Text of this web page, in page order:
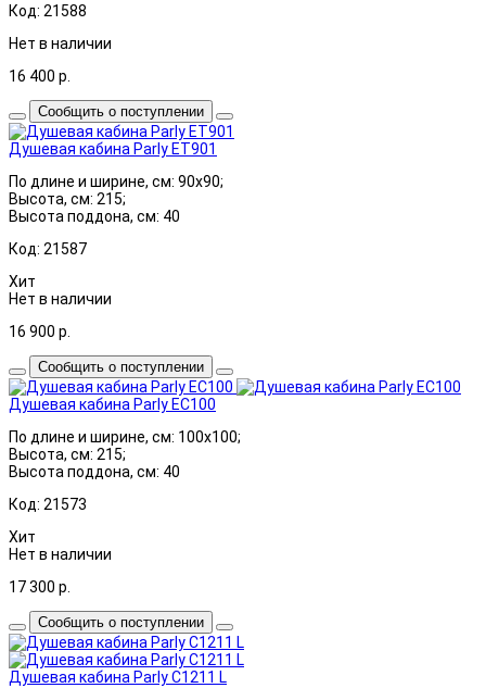
Код: 21588
Нет в наличии
16 400 р.
Сообщить о поступлении
Душевая кабина Parly ET901
По длине и ширине, см: 90x90;
Высота, см: 215;
Высота поддона, см: 40
Код: 21587
Хит
Нет в наличии
16 900 р.
Сообщить о поступлении
Душевая кабина Parly EC100
По длине и ширине, см: 100x100;
Высота, см: 215;
Высота поддона, см: 40
Код: 21573
Хит
Нет в наличии
17 300 р.
Сообщить о поступлении
Душевая кабина Parly C1211 L